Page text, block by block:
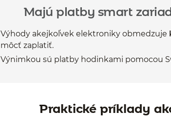
Majú platby smart
Výhody akejkoľvek elektroniky obmedzuje
môcť zaplatiť.
Výnimkou sú platby hodinkami pomocou
Praktické príklady